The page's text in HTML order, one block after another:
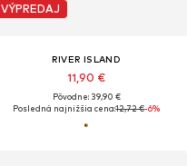
VÝPREDAJ
RIVER ISLAND
11,90 €
Pôvodne: 39,90 €
Posledná najnižšia cena:12,72 €-6%